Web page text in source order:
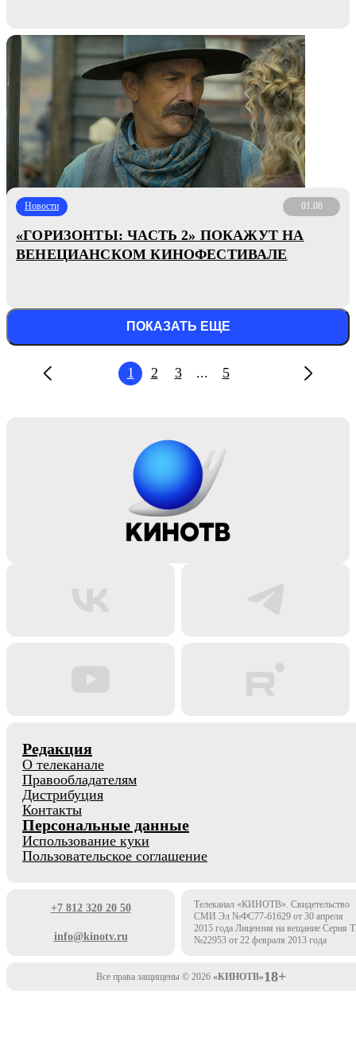
Новости 01.08
«ГОРИЗОНТЫ: ЧАСТЬ 2» ПОКАЖУТ НА
ВЕНЕЦИАНСКОМ КИНОФЕСТИВАЛЕ
ПОКАЗАТЬ ЕЩЕ
1 2 3 ... 5
Редакция
О телеканале
Правообладателям
Дистрибуция
Контакты
Персональные данные
Использование куки
Пользовательское соглашение
+7 812 320 20 50
info@kinotv.ru
Телеканал «КИНОТВ». Свидетельство
СМИ Эл №ФС77-61629 от 30 апреля
2015 года Лицензия на вещание Серия
№22953 от 22 февраля 2013 года
Все права защищены © 2026 «КИНОТВ»18+